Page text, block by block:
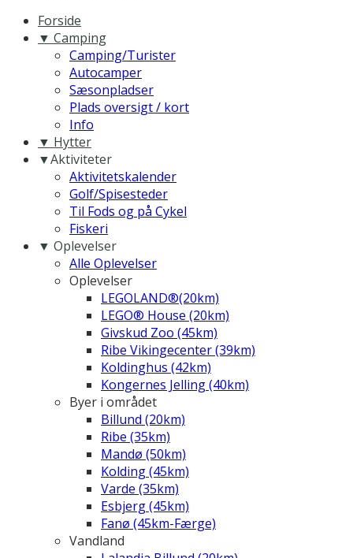
Forside
▼ Camping
Camping/Turister
Autocamper
Sæsonpladser
Plads oversigt / kort
Info
▼ Hytter
▼Aktiviteter
Aktivitetskalender
Golf/Spisesteder
Til Fods og på Cykel
Fiskeri
▼ Oplevelser
Alle Oplevelser
Oplevelser
LEGOLAND®(20km)
LEGO® House (20km)
Givskud Zoo (45km)
Ribe Vikingecenter (39km)
Koldinghus (42km)
Kongernes Jelling (40km)
Byer i området
Billund (20km)
Ribe (35km)
Mandø (50km)
Kolding (45km)
Varde (35km)
Esbjerg (45km)
Fanø (45km-Færge)
Vandland